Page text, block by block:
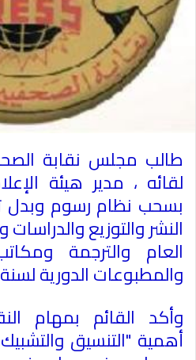
طالب مجلس نقابة
لقائه ، مدير هيئة
بسحب نظام رسوم وبدل
النشر والتوزيع
العام والترجمة
والمطبوعات الدورية لسنة 2021 وتعديلاته
وأكد القائم بمهام
أهمية "التنسيق